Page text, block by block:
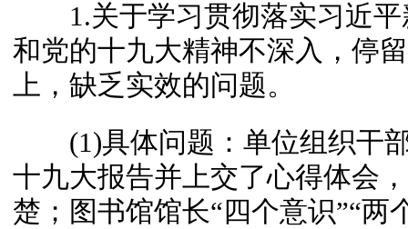
1.关于学习贯彻落实习近平
和党的十九大精神不深入，停
上，缺乏实效的问题。
(1)具体问题：单位组织干部
十九大报告并上交了心得体会
楚；图书馆馆长“四个意识”“两